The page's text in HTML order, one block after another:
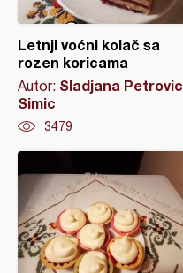
Letnji voćni kolač sa
rozen koricama
Autor: Sladjana Petrovic
Simic
3479